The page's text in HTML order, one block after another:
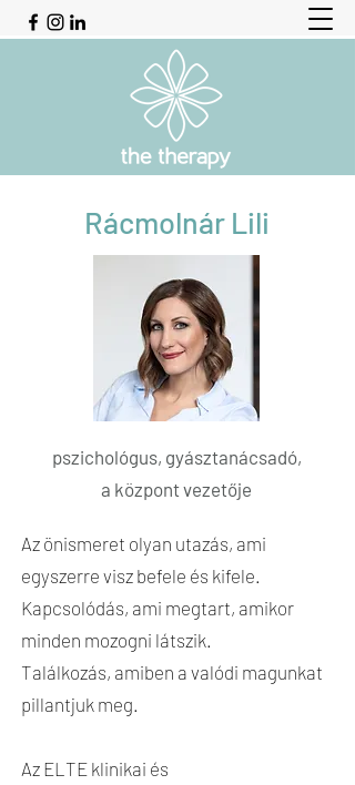
Rácmolnár Lili
pszichológus, gyásztanácsadó,
a központ vezetője
Az önismeret olyan utazás, ami
egyszerre visz befele és kifele.
Kapcsolódás, ami megtart, amikor
minden mozogni látszik.
Találkozás, amiben a valódi magunkat
pillantjuk meg.
Az ELTE klinikai és